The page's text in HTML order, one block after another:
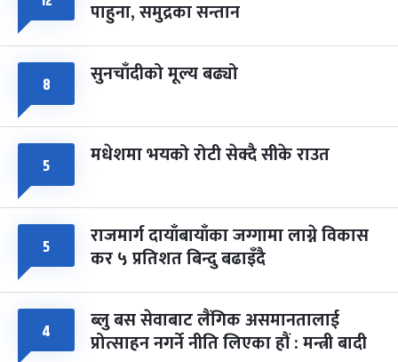
सोम चैत्र ८, २०८३-Mar 22, 2027
पाहुना, समुद्रका सन्तान
८ सुनचाँदीको मूल्य बढ्यो
५ मधेशमा भयको रोटी सेक्दै सीके राउत
५ राजमार्ग दायाँबायाँका जग्गामा लाग्ने विकास
कर ५ प्रतिशत बिन्दु बढाइँदै
४ ब्लु बस सेवाबाट लैंगिक असमानतालाई
प्रोत्साहन नगर्ने नीति लिएका हौं : मन्त्री बादी